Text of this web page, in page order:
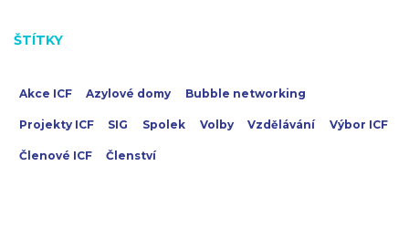
ŠTÍTKY
Akce ICF Azylové domy Bubble networking
Projekty ICF SIG Spolek Volby Vzdělávání Výbor ICF
Členové ICF Členství